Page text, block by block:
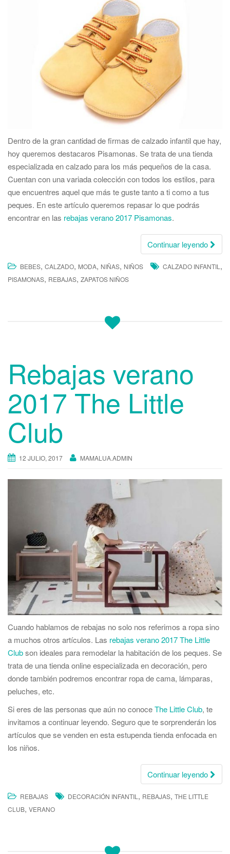
Dentro de la gran cantidad de firmas de calzado infantil que hay,
hoy queremos destacaros Pisamonas. Se trata de una tienda
especializada en calzado para los más pequeños de la casa.
Cuentan con una variada colección con todos los estilos, para
que encuentres aquel que más te guste tanto a ti como a tus
peques. En este artículo queremos repasar lo que podrás
encontrar en las rebajas verano 2017 Pisamonas.
Continuar leyendo
BEBES, CALZADO, MODA, NIÑAS, NIÑOS CALZADO INFANTIL,
PISAMONAS, REBAJAS, ZAPATOS NIÑOS
Rebajas verano
2017 The Little
Club
12 JULIO, 2017 MAMALUA.ADMIN
Cuando hablamos de rebajas no solo nos referimos a ropa sino
a muchos otros artículos. Las rebajas verano 2017 The Little
Clubson ideales para remodelar la habitación de los peques. Se
trata de una tienda online especializada en decoración, pero
donde también podremos encontrar ropa de cama, lámparas,
peluches, etc.
Si eres de las personas que aún no conoceThe Little Club, te
invitamos a continuar leyendo. Seguro que te sorprenderán los
artículos que se venden en esta estupenda tienda enfocada en
los niños.
Continuar leyendo
REBAJAS DECORACIÓN INFANTIL, REBAJAS, THE LITTLE
CLUB, VERANO